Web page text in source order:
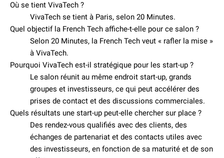
Où se tient VivaTech ?
VivaTech se tient à Paris, selon 20 Minutes.
Quel objectif la French Tech affiche-t-elle pour ce salon ?
Selon 20 Minutes, la French Tech veut « rafler la mise »
à VivaTech.
Pourquoi VivaTech est-il stratégique pour les start-up ?
Le salon réunit au même endroit start-up, grands
groupes et investisseurs, ce qui peut accélérer des
prises de contact et des discussions commerciales.
Quels résultats une start-up peut-elle chercher sur place ?
Des rendez-vous qualifiés avec des clients, des
échanges de partenariat et des contacts utiles avec
des investisseurs, en fonction de sa maturité et de son